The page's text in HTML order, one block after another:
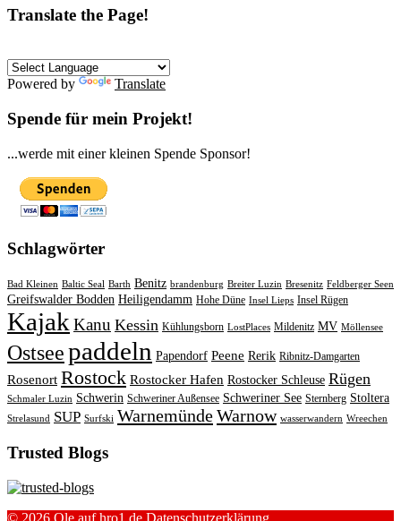
Translate the Page!
Powered by Translate
Spende für mein Projekt!
...werde mit einer kleinen Spende Sponsor!
Schlagwörter
Bad Kleinen Baltic Seal Barth Benitz brandenburg Breiter Luzin Bresenitz Feldberger Seen
Greifswalder Bodden Heiligendamm Hohe Düne Insel Lieps Insel Rügen
Kajak Kanu Kessin Kühlungsborn LostPlaces Mildenitz MV Möllensee
Ostseepaddeln Papendorf Peene Rerik Ribnitz-Damgarten
Rosenort Rostock Rostocker Hafen Rostocker Schleuse Rügen
Schmaler Luzin Schwerin Schweriner Außensee Schweriner See Sternberg Stoltera
Strelasund SUP Surfski WarnemündeWarnow wasserwandern Wreechen
Trusted Blogs
© 2026 Ole auf hro1.de Datenschutzerklärung